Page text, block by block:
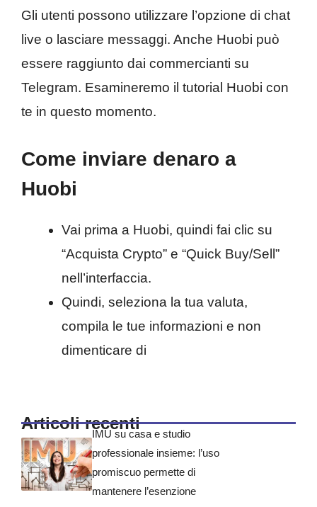
Gli utenti possono utilizzare l’opzione di chat
live o lasciare messaggi. Anche Huobi può
essere raggiunto dai commercianti su
Telegram. Esamineremo il tutorial Huobi con
te in questo momento.
Come inviare denaro a
Huobi
Vai prima a Huobi, quindi fai clic su
“Acquista Crypto” e “Quick Buy/Sell”
nell’interfaccia.
Quindi, seleziona la tua valuta,
compila le tue informazioni e non
dimenticare di
Articoli recenti
IMU su casa e studio
professionale insieme: l’uso
promiscuo permette di
mantenere l’esenzione